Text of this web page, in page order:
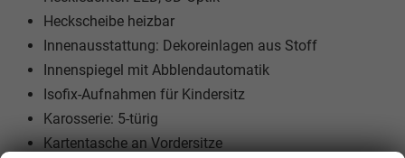
Heckscheibe heizbar
Innenausstattung: Dekoreinlagen aus Stoff
Innenspiegel mit Abblendautomatik
Isofix-Aufnahmen für Kindersitz
Karosserie: 5-türig
Kartentasche an Vordersitze